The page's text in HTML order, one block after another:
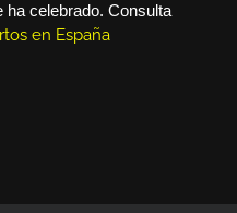
ha celebrado. Consulta
en España